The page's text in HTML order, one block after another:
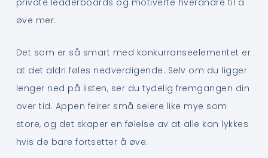
øve mer.
Det som er så smart med konkurranseelementet er
at det aldri føles nedverdigende. Selv om du ligger
lenger ned på listen, ser du tydelig fremgangen din
over tid. Appen feirer små seiere like mye som
store, og det skaper en følelse av at alle kan lykkes
hvis de bare fortsetter å øve.